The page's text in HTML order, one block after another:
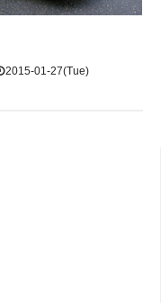
2015-01-27(Tue)